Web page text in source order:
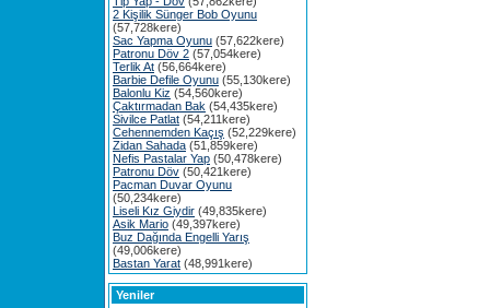
2 Kişilik Sünger Bob Oyunu
(57,728kere)
Sac Yapma Oyunu (57,622kere)
Patronu Döv 2 (57,054kere)
Terlik At (56,664kere)
Barbie Defile Oyunu (55,130kere)
Balonlu Kiz (54,560kere)
Çaktırmadan Bak (54,435kere)
Sivilce Patlat (54,211kere)
Cehennemden Kaçış (52,229kere)
Zidan Sahada (51,859kere)
Nefis Pastalar Yap (50,478kere)
Patronu Döv (50,421kere)
Pacman Duvar Oyunu
(50,234kere)
Liseli Kız Giydir (49,835kere)
Asik Mario (49,397kere)
Buz Dağında Engelli Yarış
(49,006kere)
Bastan Yarat (48,991kere)
Yeniler